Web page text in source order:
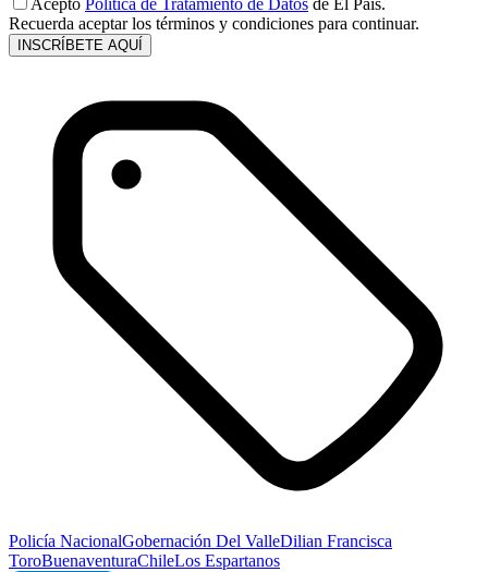
Acepto Política de Tratamiento de Datos de El País.
Recuerda aceptar los términos y condiciones para continuar.
INSCRÍBETE AQUÍ
Policía NacionalGobernación Del ValleDilian Francisca
ToroBuenaventuraChileLos Espartanos